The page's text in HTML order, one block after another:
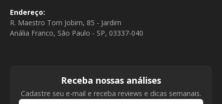
Endereço:
R. Maestro Tom Jobim, 85 - Jardim
Anália Franco, São Paulo - SP, 03337-040
Receba nossas análises
Cadastre seu e-mail e receba reviews e dicas semanais.